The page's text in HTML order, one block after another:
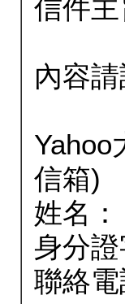
信件
內容請
Yahoo
信箱)
姓名：
身分證
聯絡電